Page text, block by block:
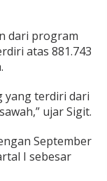
dari program
atas 881.743
yang terdiri dari
ujar Sigit.
September
I sebesar